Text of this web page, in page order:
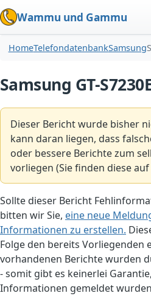
Wammu und Gammu
HomeTelefondatenbankSamsung
Samsung GT-
Dieser Bericht wurde bisher
kann daran liegen, dass
oder bessere Berichte zum
vorliegen (Sie finden diese
Sollte dieser Bericht
bitten wir Sie, eine neue
Informationen zu erstellen.
Folge den bereits Vorliegenden
vorhandenen Berichte wurden
- somit gibt es keinerlei
Informationen gemeldet